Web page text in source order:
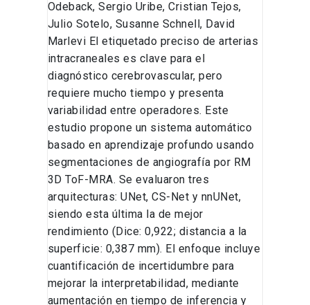
Odeback, Sergio Uribe, Cristian Tejos,
Julio Sotelo, Susanne Schnell, David
Marlevi El etiquetado preciso de arterias
intracraneales es clave para el
diagnóstico cerebrovascular, pero
requiere mucho tiempo y presenta
variabilidad entre operadores. Este
estudio propone un sistema automático
basado en aprendizaje profundo usando
segmentaciones de angiografía por RM
3D ToF-MRA. Se evaluaron tres
arquitecturas: UNet, CS-Net y nnUNet,
siendo esta última la de mejor
rendimiento (Dice: 0,922; distancia a la
superficie: 0,387 mm). El enfoque incluye
cuantificación de incertidumbre para
mejorar la interpretabilidad, mediante
aumentación en tiempo de inferencia y